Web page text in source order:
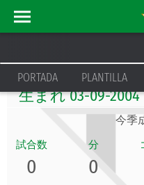
PORTADA PLANTILLA
生まれ03-09-2004
今季
0 0